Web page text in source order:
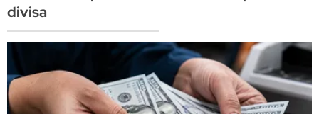
divisa